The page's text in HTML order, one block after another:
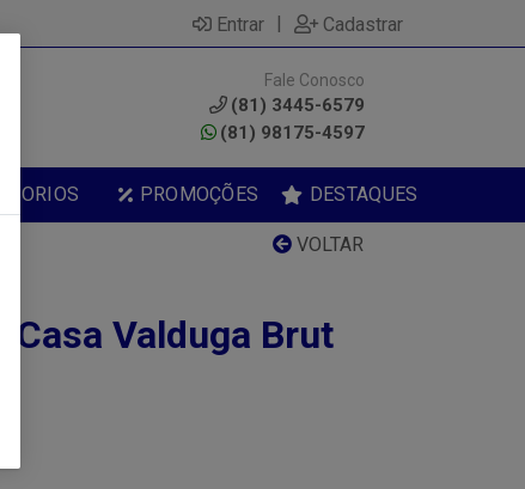
Entrar | Cadastrar
Fale Conosco
(81) 3445-6579
(81) 98175-4597
PROMOÇÕES DESTAQUES
VOLTAR
Casa Valduga Brut